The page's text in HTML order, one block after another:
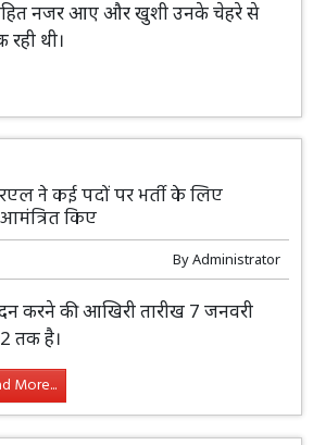
नजर आए और खुशी उनके चेहरे से
थी।
ने कई पदों पर भर्ती के लिए
किए
ByAdministrator
करने की आखिरी तारीख 7 जनवरी
तक है।
More...